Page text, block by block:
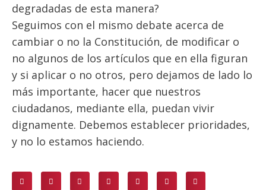
degradadas de esta manera?
Seguimos con el mismo debate acerca de
cambiar o no la Constitución, de modificar o
no algunos de los artículos que en ella figuran
y si aplicar o no otros, pero dejamos de lado lo
más importante, hacer que nuestros
ciudadanos, mediante ella, puedan vivir
dignamente. Debemos establecer prioridades,
y no lo estamos haciendo.